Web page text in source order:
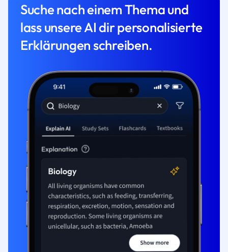
Suche nach einem Thema und
lass unsere AI dir personalisierte
Erklärungen schreiben.